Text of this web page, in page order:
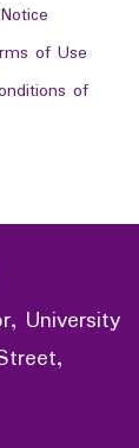
of Use
of
University